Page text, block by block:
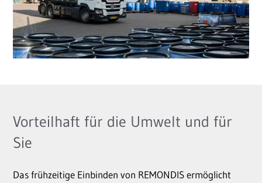
Vorteilhaft für die Umwelt und für
Sie
Das frühzeitige Einbinden von REMONDIS ermöglicht